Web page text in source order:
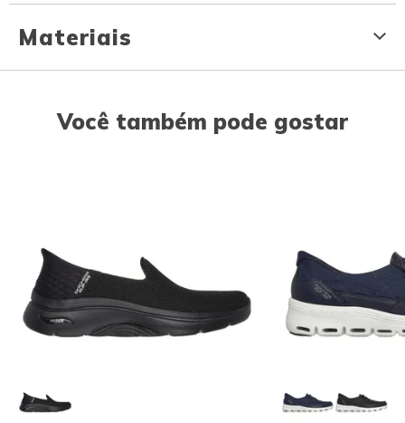
Materiais
Você também pode gostar